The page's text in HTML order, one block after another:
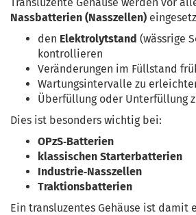
Nassbatterien (Nasszellen)
den Elektrolytstand (wässrige
kontrollieren
Veränderungen im Füllstand
Wartungsintervalle zu
Überfüllung oder Unterfüllung
Dies ist besonders wichtig bei:
OPzS‑Batterien
klassischen Starterbatterien
Industrie‑Nasszellen
Traktionsbatterien
Ein transluzentes Gehäuse ist damit